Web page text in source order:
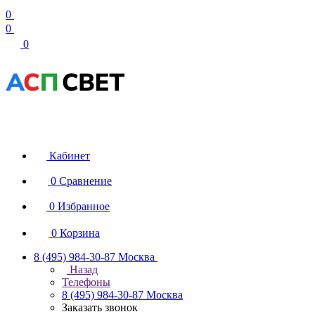
0
0
0
Кабинет
0 Сравнение
0 Избранное
0 Корзина
8 (495) 984-30-87 Москва
Назад
Телефоны
8 (495) 984-30-87 Москва
Заказать звонок